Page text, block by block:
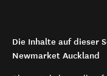
Die Inhalte auf dieser
Newmarket Auckland